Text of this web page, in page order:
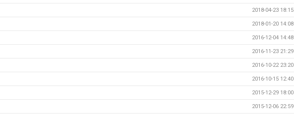
2018-04-23 18:15
2018-01-20 14:08
2016-12-04 14:48
2016-11-23 21:29
2016-10-22 23:20
2016-10-15 12:40
2015-12-29 18:00
2015-12-06 22:59